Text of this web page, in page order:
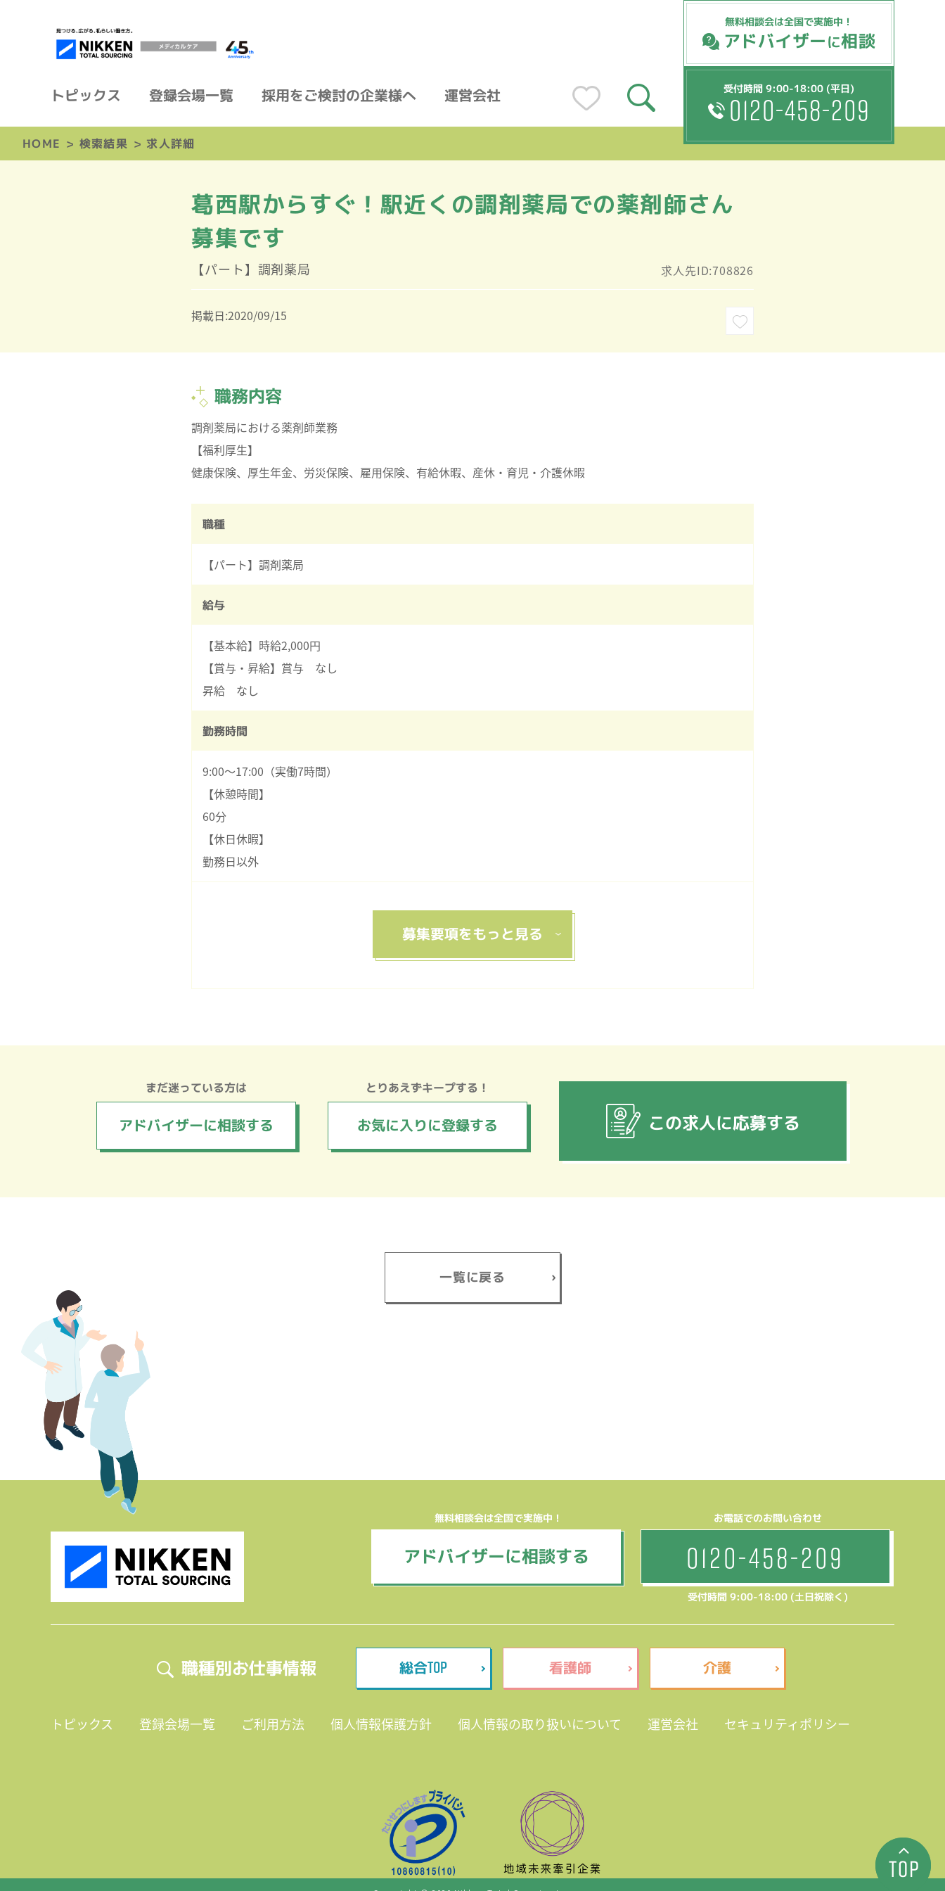
トピックス 登録会場一覧 採用をご検討の企業様へ 運営会社
無料相談会は全国で実施中！
アドバイザーに相談
受付時間 9:00-18:00 (平日)
0120-458-209
HOME > 検索結果 > 求人詳細
葛西駅からすぐ！駅近くの調剤薬局での薬剤師さん
募集です
【パート】調剤薬局 求人先ID:708826
掲載日:2020/09/15
職務内容
調剤薬局における薬剤師業務
【福利厚生】
健康保険、厚生年金、労災保険、雇用保険、有給休暇、産休・育児・介護休暇
職種
【パート】調剤薬局
給与
【基本給】時給2,000円
【賞与・昇給】賞与 なし
昇給 なし
勤務時間
9:00～17:00（実働7時間）
【休憩時間】
60分
【休日休暇】
この求人に応募する
まだ迷っている方は
アドバイザーに相談する
とりあえずキープする！
お気に入りに登録する
一覧に戻る
無料相談会は全国で実施中！
アドバイザーに相談する
お電話でのお問い合わせ
0120-458-209
受付時間 9:00-18:00 (土日祝除く)
職種別お仕事情報 総合TOP 看護師 介護
トピックス 登録会場一覧 ご利用方法 個人情報保護方針 個人情報の取り扱いについて 運営会社 セキュリティポリシー